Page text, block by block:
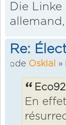
Die
Re:
de Oskial »
En